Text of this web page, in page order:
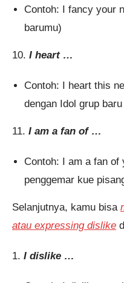
Contoh: I fancy your
barumu)
10. I heart …
Contoh: I heart this
dengan Idol grup
11. I am a fan of …
Contoh: I am a fan of
penggemar kue
Selanjutnya, kamu bisa
atau expressing dislike
1. I dislike …